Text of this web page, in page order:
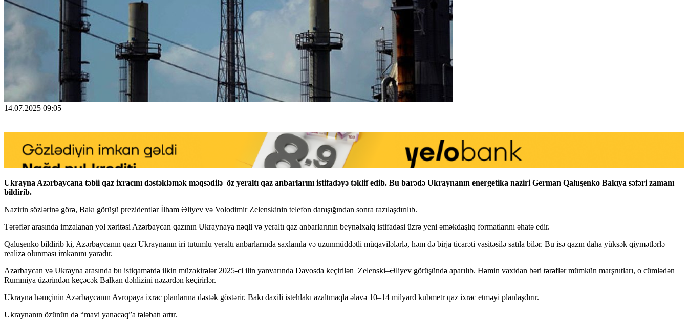
14.07.2025 09:05
Ukrayna Azərbaycana təbii qaz ixracını dəstəkləmək məqsədilə öz yeraltı qaz anbarlarını istifadəyə təklif edib. Bu barədə Ukraynanın energetika naziri German Qaluşenko Bakıya səfəri zamanı
bildirib.
Nazirin sözlərinə görə, Bakı görüşü prezidentlər İlham Əliyev və Volodimir Zelenskinin telefon danışığından sonra razılaşdırılıb.
Tərəflər arasında imzalanan yol xəritəsi Azərbaycan qazının Ukraynaya nəqli və yeraltı qaz anbarlarının beynəlxalq istifadəsi üzrə yeni əməkdaşlıq formatlarını əhatə edir.
Qaluşenko bildirib ki, Azərbaycanın qazı Ukraynanın iri tutumlu yeraltı anbarlarında saxlanıla və uzunmüddətli müqavilələrlə, həm də birja ticarəti vasitəsilə satıla bilər. Bu isə qazın daha yüksək qiymətlərlə
realizə olunması imkanını yaradır.
Azərbaycan və Ukrayna arasında bu istiqamətdə ilkin müzakirələr 2025-ci ilin yanvarında Davosda keçirilən Zelenski–Əliyev görüşündə aparılıb. Həmin vaxtdan bəri tərəflər mümkün marşrutları, o cümlədən
Rumıniya üzərindən keçəcək Balkan dəhlizini nəzərdən keçirirlər.
Ukrayna həmçinin Azərbaycanın Avropaya ixrac planlarına dəstək göstərir. Bakı daxili istehlakı azaltmaqla əlavə 10–14 milyard kubmetr qaz ixrac etməyi planlaşdırır.
Ukraynanın özünün də “mavi yanacaq”a tələbatı artır.